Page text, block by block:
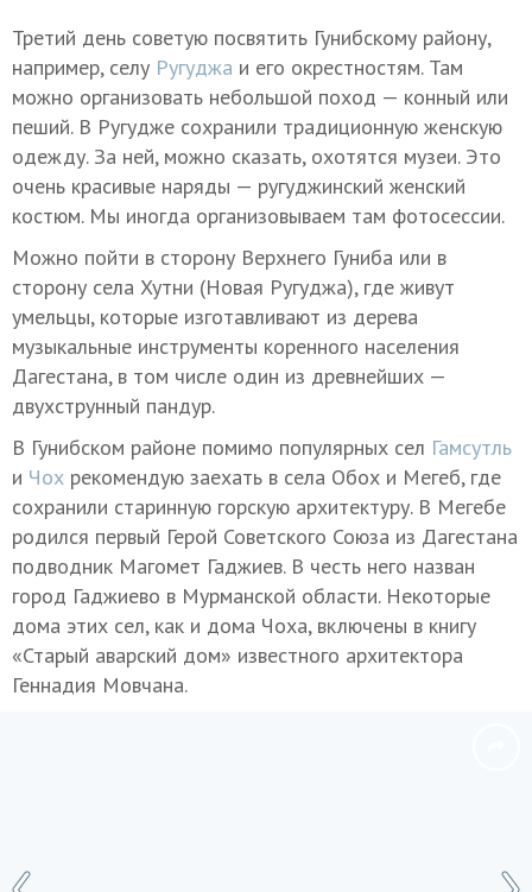
Третий день советую посвятить Гунибскому району,
например, селу Ругуджа и его окрестностям. Там
можно организовать небольшой поход — конный или
пеший. В Ругудже сохранили традиционную женскую
одежду. За ней, можно сказать, охотятся музеи. Это
очень красивые наряды — ругуджинский женский
костюм. Мы иногда организовываем там фотосессии.
Можно пойти в сторону Верхнего Гуниба или в
сторону села Хутни (Новая Ругуджа), где живут
умельцы, которые изготавливают из дерева
музыкальные инструменты коренного населения
Дагестана, в том числе один из древнейших —
двухструнный пандур.
В Гунибском районе помимо популярных сел Гамсутль
и Чох рекомендую заехать в села Обох и Мегеб, где
сохранили старинную горскую архитектуру. В Мегебе
родился первый Герой Советского Союза из Дагестана
подводник Магомет Гаджиев. В честь него назван
город Гаджиево в Мурманской области. Некоторые
дома этих сел, как и дома Чоха, включены в книгу
«Старый аварский дом» известного архитектора
Геннадия Мовчана.